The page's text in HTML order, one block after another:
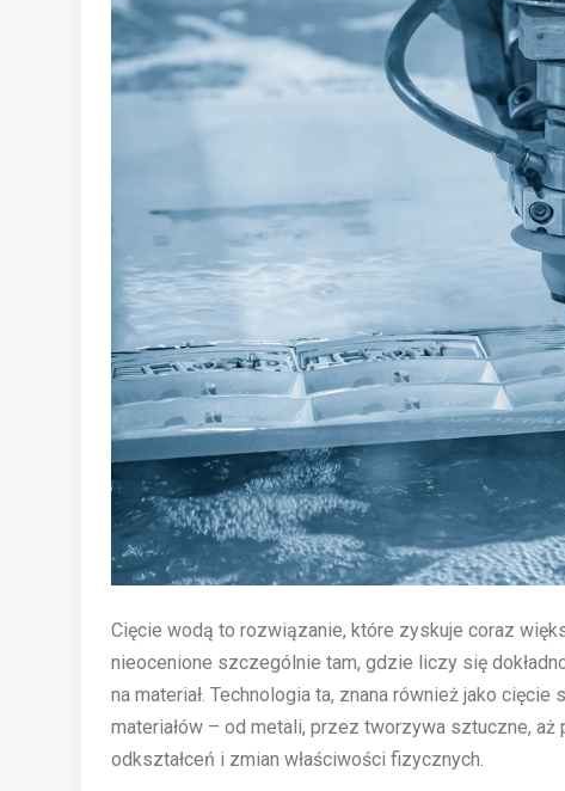
Cięcie wodą to rozwiązanie, które zyskuje coraz
nieocenione szczególnie tam, gdzie liczy się
na materiał. Technologia ta, znana również jako
materiałów – od metali, przez tworzywa sztuczne,
odkształceń i zmian właściwości fizycznych.